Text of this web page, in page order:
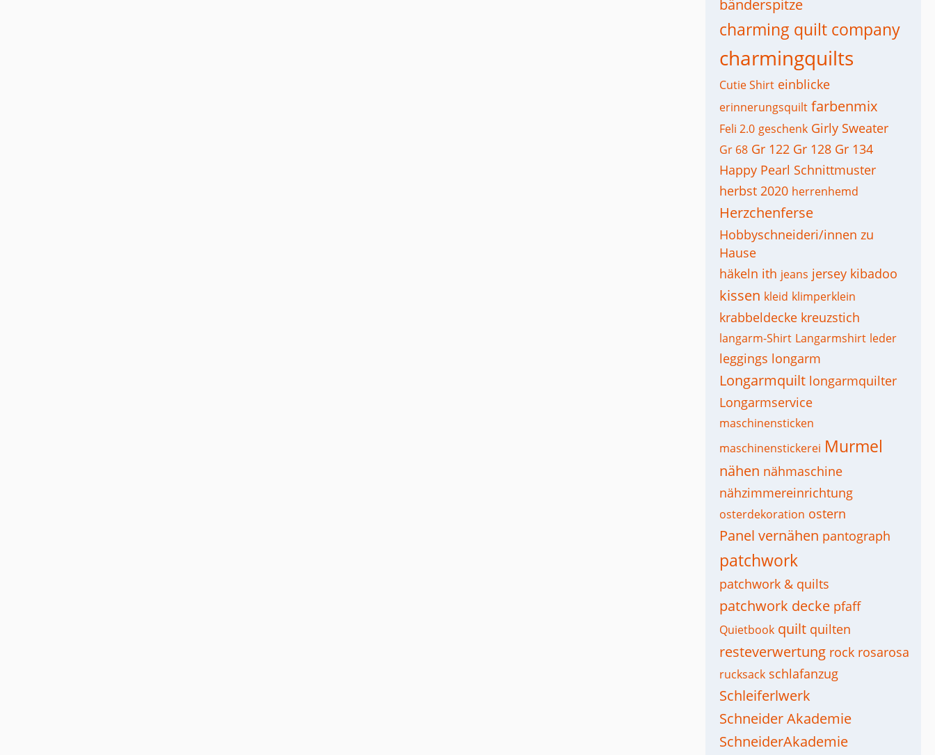
bänderspitze
charming quilt company
charmingquilts
Cutie Shirt einblicke
erinnerungsquilt farbenmix
Feli 2.0 geschenk Girly Sweater
Gr 68 Gr 122 Gr 128 Gr 134
Happy Pearl Schnittmuster
herbst 2020 herrenhemd
Herzchenferse
Hobbyschneideri/innen zu
Hause
häkeln ith jeans jersey kibadoo
kissen kleid klimperklein
krabbeldecke kreuzstich
langarm-Shirt Langarmshirt leder
leggings longarm
Longarmquilt longarmquilter
Longarmservice
maschinensticken
maschinenstickerei Murmel
nähen nähmaschine
nähzimmereinrichtung
osterdekoration ostern
Panel vernähen pantograph
patchwork
patchwork & quilts
patchwork decke pfaff
Quietbook quilt quilten
resteverwertung rock rosarosa
rucksack schlafanzug
Schleiferlwerk
Schneider Akademie
SchneiderAkademie